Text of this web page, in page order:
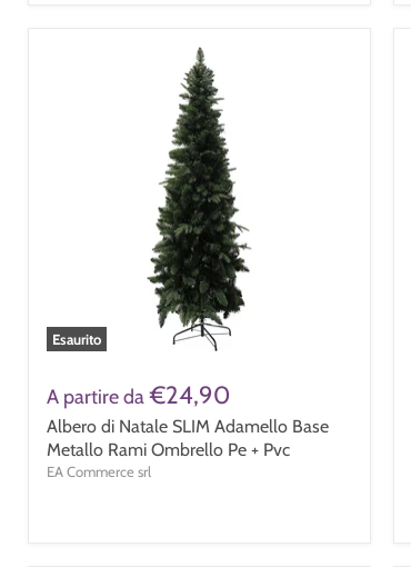
Esaurito
A partire da €24,90
Albero di Natale SLIM Adamello Base
Metallo Rami Ombrello Pe + Pvc
EA Commerce srl